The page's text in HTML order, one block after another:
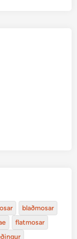
blaðmosar
flatmosar